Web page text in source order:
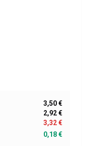
3,50 €
2,92 €
3,32 €
0,18 €